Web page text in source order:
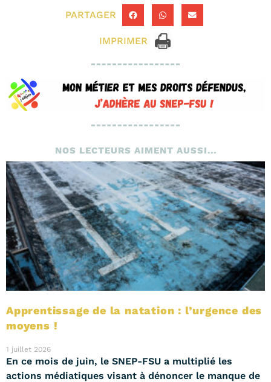
PARTAGER
IMPRIMER
NOS LECTEURS AIMENT AUSSI...
Apprentissage de la natation : l’urgence des
moyens !
1 juillet 2026
En ce mois de juin, le SNEP-FSU a multiplié les
actions médiatiques visant à dénoncer le manque de